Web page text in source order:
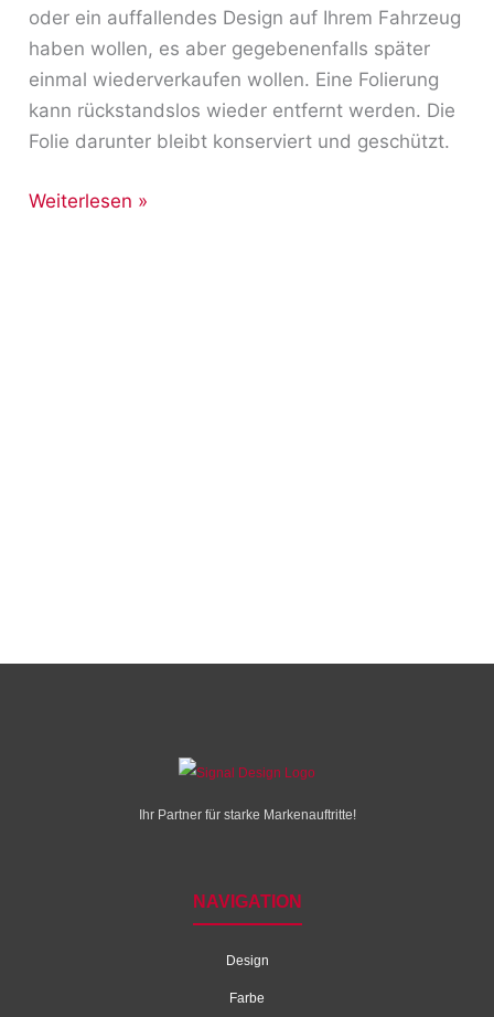
oder ein auffallendes Design auf Ihrem Fahrzeug
haben wollen, es aber gegebenenfalls später
einmal wiederverkaufen wollen. Eine Folierung
kann rückstandslos wieder entfernt werden. Die
Folie darunter bleibt konserviert und geschützt.
Weiterlesen »
Ihr Partner für starke Markenauftritte!
NAVIGATION
Design
Farbe